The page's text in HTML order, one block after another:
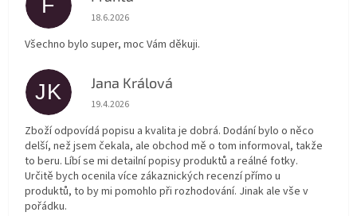
F Hodnocení obchodu je 5 z 5 hvězdiček.
18.6.2026
Všechno bylo super, moc Vám děkuji.
JK Jana Králová
Hodnocení obchodu je 5 z 5 hvězdiček.
19.4.2026
Zboží odpovídá popisu a kvalita je dobrá. Dodání bylo o něco
delší, než jsem čekala, ale obchod mě o tom informoval, takže
to beru. Líbí se mi detailní popisy produktů a reálné fotky.
Určitě bych ocenila více zákaznických recenzí přímo u
produktů, to by mi pomohlo při rozhodování. Jinak ale vše v
pořádku.